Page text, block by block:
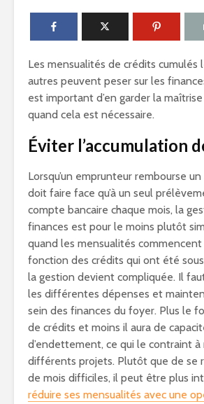
Les mensualités de crédits cumulés
autres peuvent peser sur les
est important d’en garder la
quand cela est nécessaire.
Éviter l’accumulation
Lorsqu’un emprunteur rembourse
doit faire face qu’à un seul
compte bancaire chaque mois, la
finances est pour le moins plutôt
quand les mensualités commencent
fonction des crédits qui ont été
la gestion devient compliquée. Il
les différentes dépenses et
sein des finances du foyer. Plus le
de crédits et moins il aura de
d’endettement, ce qui le contraint à
différents projets. Plutôt que de se
de mois difficiles, il peut être plus
réduire ses mensualités avec une